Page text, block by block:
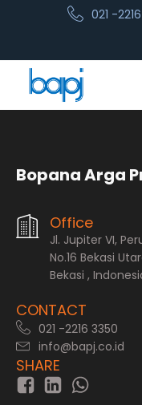
021 -
Bopana Arga
Office
Jl. Jupiter VI,
No.16 Bekasi
Bekasi ,
CONTACT
021 -2216 3350
info@bapj.co.id
SHARE